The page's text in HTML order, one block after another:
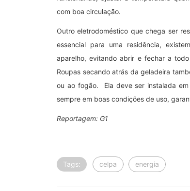
com boa circulação.
Outro eletrodoméstico que chega ser
essencial para uma residência,
aparelho, evitando abrir e fechar a
Roupas secando atrás da geladeira
ou ao fogão. Ela deve ser instalada
sempre em boas condições de uso,
Reportagem: G1
Tags: celpa energia